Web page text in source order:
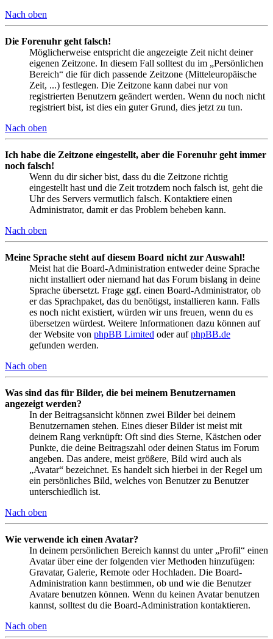
Nach oben
Die Forenuhr geht falsch!
Möglicherweise entspricht die angezeigte Zeit nicht deiner
eigenen Zeitzone. In diesem Fall solltest du im „Persönlichen
Bereich“ die für dich passende Zeitzone (Mitteleuropäische
Zeit, ...) festlegen. Die Zeitzone kann dabei nur von
registrierten Benutzern geändert werden. Wenn du noch nicht
registriert bist, ist dies ein guter Grund, dies jetzt zu tun.
Nach oben
Ich habe die Zeitzone eingestellt, aber die Forenuhr geht immer
noch falsch!
Wenn du dir sicher bist, dass du die Zeitzone richtig
eingestellt hast und die Zeit trotzdem noch falsch ist, geht die
Uhr des Servers vermutlich falsch. Kontaktiere einen
Administrator, damit er das Problem beheben kann.
Nach oben
Meine Sprache steht auf diesem Board nicht zur Auswahl!
Meist hat die Board-Administration entweder deine Sprache
nicht installiert oder niemand hat das Forum bislang in deine
Sprache übersetzt. Frage ggf. einen Board-Administrator, ob
er das Sprachpaket, das du benötigst, installieren kann. Falls
es noch nicht existiert, würden wir uns freuen, wenn du es
übersetzen würdest. Weitere Informationen dazu können auf
der Website von phpBB Limited oder aufphpBB.de
gefunden werden.
Nach oben
Was sind das für Bilder, die bei meinem Benutzernamen
angezeigt werden?
In der Beitragsansicht können zwei Bilder bei deinem
Benutzernamen stehen. Eines dieser Bilder ist meist mit
deinem Rang verknüpft: Oft sind dies Sterne, Kästchen oder
Punkte, die deine Beitragszahl oder deinen Status im Forum
angeben. Das andere, meist größere, Bild wird auch als
„Avatar“ bezeichnet. Es handelt sich hierbei in der Regel um
ein persönliches Bild, welches von Benutzer zu Benutzer
unterschiedlich ist.
Nach oben
Wie verwende ich einen Avatar?
In deinem persönlichen Bereich kannst du unter „Profil“ einen
Avatar über eine der folgenden vier Methoden hinzufügen:
Gravatar, Galerie, Remote oder Hochladen. Die Board-
Administration kann bestimmen, ob und wie die Benutzer
Avatare benutzen können. Wenn du keinen Avatar benutzen
kannst, solltest du die Board-Administration kontaktieren.
Nach oben